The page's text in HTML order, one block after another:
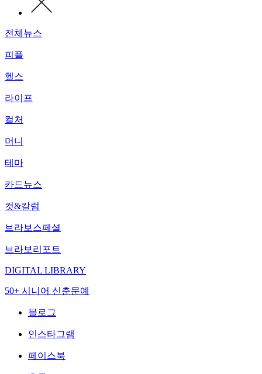
전체뉴스
피플
헬스
라이프
컬처
머니
테마
카드뉴스
컷&칼럼
브라보스페셜
브라보리포트
DIGITAL LIBRARY
50+ 시니어 신춘문예
블로그
인스타그램
페이스북